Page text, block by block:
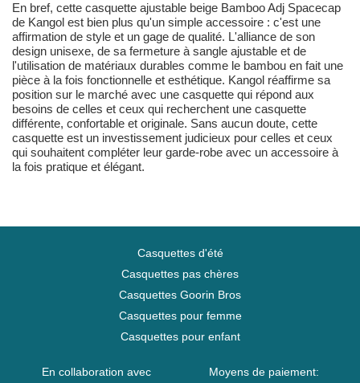
En bref, cette casquette ajustable beige Bamboo Adj Spacecap
de Kangol est bien plus qu'un simple accessoire : c'est une
affirmation de style et un gage de qualité. L'alliance de son
design unisexe, de sa fermeture à sangle ajustable et de
l'utilisation de matériaux durables comme le bambou en fait une
pièce à la fois fonctionnelle et esthétique. Kangol réaffirme sa
position sur le marché avec une casquette qui répond aux
besoins de celles et ceux qui recherchent une casquette
différente, confortable et originale. Sans aucun doute, cette
casquette est un investissement judicieux pour celles et ceux
qui souhaitent compléter leur garde-robe avec un accessoire à
la fois pratique et élégant.
Casquettes d'été
Casquettes pas chères
Casquettes Goorin Bros
Casquettes pour femme
Casquettes pour enfant
En collaboration avec
Moyens de paiement: